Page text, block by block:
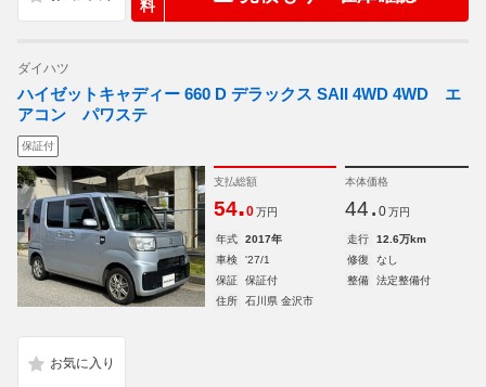
料
ダイハツ
ハイゼットキャディー 660 D デラックス SAII 4WD 4WD エ
アコン パワステ
保証付
支払総額
54.0 万円
本体価格
44. 0 万円
年式 2017年 走行
12.6万km
車検
'27/1 修復
なし
保証
保証付 整備
法定整備付
住所
石川県 金沢市